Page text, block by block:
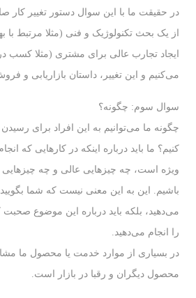
در حقیقت ما با این سوال دستور تغییر کار
از یک بحث تکنولوژیک و فنی (مثلا مرتبط با
ایجاد تجارب عالی برای مشتری (مثلا کسب
می‌کنیم و این تغییر، داستان بازاریابی و
سوال سوم: چگونه؟
چگونه ما می‌توانیم به این افراد برای رسیدن
کنیم؟ ما باید درباره اینکه در کارهایی که
ویژه ‌است، چه چیزهایی عالی و چه
باشیم. این به این معنی نیست که شما
می‌دهید، بلکه باید درباره این موضوع
را انجام می‌دهید.
در بسیاری از موارد خدمت یا محصول ما
محصول دیگران و رقبا در بازار است.